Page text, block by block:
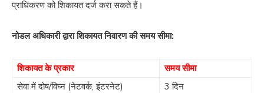
प्राधिकरण को शिकायत दर्ज करा सकते हैं।
नोडल अधिकारी द्वारा शिकायत निवारण की समय सीमा:
शिकायत के प्रकार
समय सीमा
सेवा में दोष/विघ्न (नेटवर्क, इंटरनेट)
3 दिन